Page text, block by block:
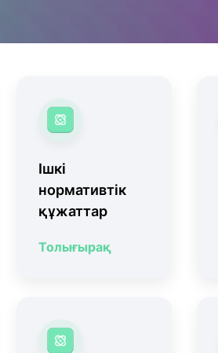
Ішкі
нормативтік
құжаттар
Толығырақ